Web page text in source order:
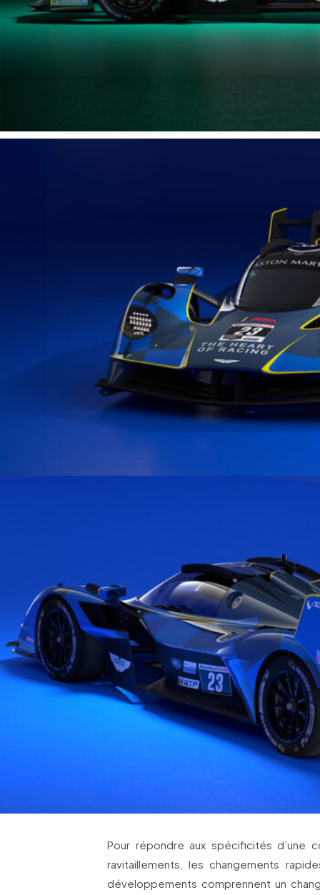
Pour répondre aux spécificités d’une
ravitaillements, les changements
développements comprennent un